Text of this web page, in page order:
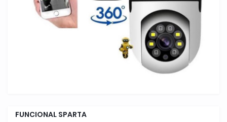
FUNCIONAL SPARTA